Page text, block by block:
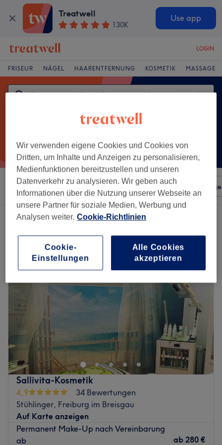
Treatwell
130K
Use app
LOGIN
FRISEUR NÄGEL HAARENTFERNUNG KOSMETIK MASSAGE
Sortieren nach Beliebiger Preis Salons
Ein Salon, der anbietet:
Sallivita-Kosmetik
4,9
34 Bewertungen
Stühlinger, Freiburg im Breisgau
Auf Karte anzeigen
Permanent Make-Up nach Vereinbarung
ab
ab 280 €
Wir verwenden eigene Cookies und Cookies von
Dritten, um Inhalte und Anzeigen zu personalisieren,
Medienfunktionen bereitzustellen und unseren
Datenverkehr zu analysieren. Wir geben auch
Informationen über die Nutzung unserer Webseite an
unsere Partner für soziale Medien, Werbung und
Analysen weiter. Cookie-Richtlinien
Cookie-
Einstellungen
Alle Cookies
akzeptieren